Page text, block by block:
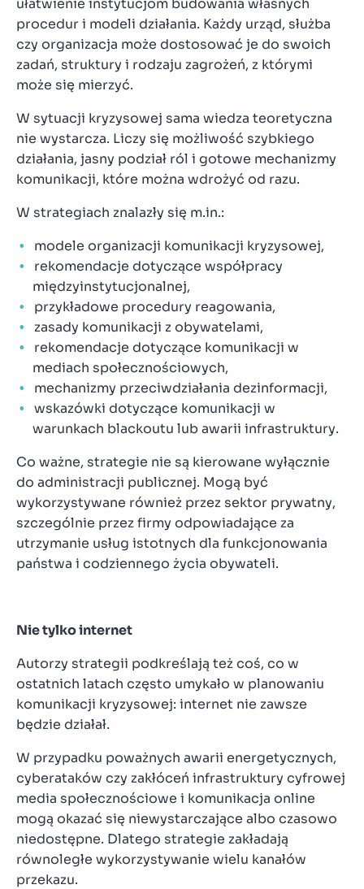
ułatwienie instytucjom budowania własnych
procedur i modeli działania. Każdy urząd, służba
czy organizacja może dostosować je do swoich
zadań, struktury i rodzaju zagrożeń, z którymi
może się mierzyć.
W sytuacji kryzysowej sama wiedza teoretyczna
nie wystarcza. Liczy się możliwość szybkiego
działania, jasny podział ról i gotowe mechanizmy
komunikacji, które można wdrożyć od razu.
W strategiach znalazły się m.in.:
modele organizacji komunikacji kryzysowej,
rekomendacje dotyczące współpracy
międzyinstytucjonalnej,
przykładowe procedury reagowania,
zasady komunikacji z obywatelami,
rekomendacje dotyczące komunikacji w
mediach społecznościowych,
mechanizmy przeciwdziałania dezinformacji,
wskazówki dotyczące komunikacji w
warunkach blackoutu lub awarii infrastruktury.
Co ważne, strategie nie są kierowane wyłącznie
do administracji publicznej. Mogą być
wykorzystywane również przez sektor prywatny,
szczególnie przez firmy odpowiadające za
utrzymanie usług istotnych dla funkcjonowania
państwa i codziennego życia obywateli.
Nie tylko internet
Autorzy strategii podkreślają też coś, co w
ostatnich latach często umykało w planowaniu
komunikacji kryzysowej: internet nie zawsze
będzie działał.
W przypadku poważnych awarii energetycznych,
cyberataków czy zakłóceń infrastruktury cyfrowej
media społecznościowe i komunikacja online
mogą okazać się niewystarczające albo czasowo
niedostępne. Dlatego strategie zakładają
równoległe wykorzystywanie wielu kanałów
przekazu.